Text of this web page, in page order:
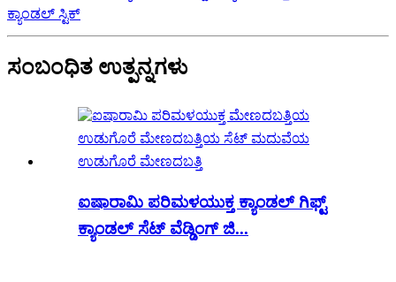
ಕ್ಯಾಂಡಲ್ ಸ್ಟಿಕ್
ಸಂಬಂಧಿತ ಉತ್ಪನ್ನಗಳು
ಐಷಾರಾಮಿ ಪರಿಮಳಯುಕ್ತ ಕ್ಯಾಂಡಲ್ ಗಿಫ್ಟ್
ಕ್ಯಾಂಡಲ್ ಸೆಟ್ ವೆಡ್ಡಿಂಗ್ ಜಿ...